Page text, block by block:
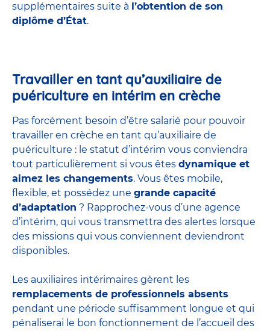
supplémentaires suite à l’obtention de son
diplôme d’État.
Travailler en tant qu’auxiliaire de
puériculture en intérim en crèche
Pas forcément besoin d’être salarié pour pouvoir
travailler en crèche en tant qu’auxiliaire de
puériculture : le statut d’intérim vous conviendra
tout particulièrement si vous êtes dynamique et
aimez les changements. Vous êtes mobile,
flexible, et possédez une grande capacité
d’adaptation ? Rapprochez-vous d’une agence
d’intérim, qui vous transmettra des alertes lorsque
des missions qui vous conviennent deviendront
disponibles.
Les auxiliaires intérimaires gèrent les
remplacements de professionnels absents
pendant une période suffisamment longue et qui
pénaliserai le bon fonctionnement de l’accueil des